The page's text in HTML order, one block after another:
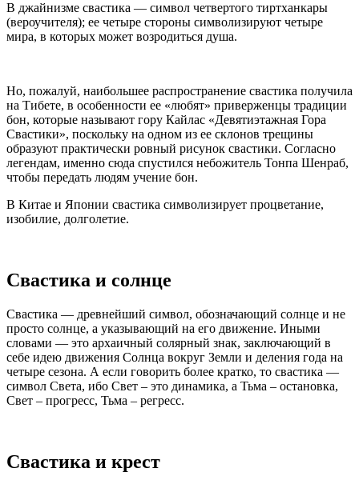
В джайнизме свастика — символ четвертого тиртханкары
(вероучителя); ее четыре стороны символизируют четыре
мира, в которых может возродиться душа.
Но, пожалуй, наибольшее распространение свастика получила
на Тибете, в особенности ее «любят» приверженцы традиции
бон, которые называют гору Кайлас «Девятиэтажная Гора
Свастики», поскольку на одном из ее склонов трещины
образуют практически ровный рисунок свастики. Согласно
легендам, именно сюда спустился небожитель Тонпа Шенраб,
чтобы передать людям учение бон.
В Китае и Японии свастика символизирует процветание,
изобилие, долголетие.
Свастика и солнце
Свастика — древнейший символ, обозначающий солнце и не
просто солнце, а указывающий на его движение. Иными
словами — это архаичный солярный знак, заключающий в
себе идею движения Солнца вокруг Земли и деления года на
четыре сезона. А если говорить более кратко, то свастика —
символ Света, ибо Свет – это динамика, а Тьма – остановка,
Свет – прогресс, Тьма – регресс.
Свастика и крест